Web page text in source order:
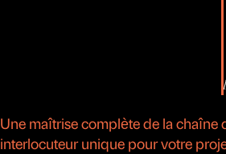
Une maîtrise complète de la chaîne
interlocuteur unique pour votre